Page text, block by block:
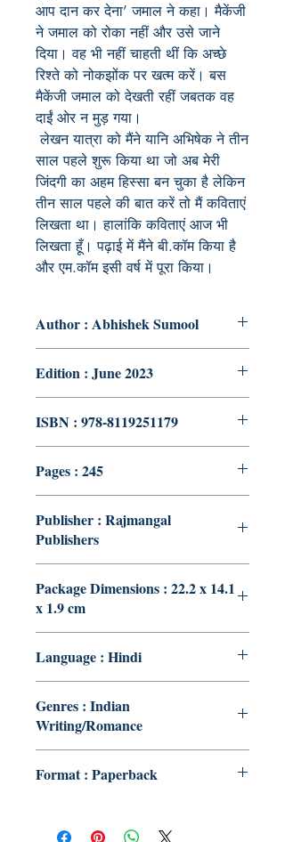
आप दान कर देना’ जमाल ने कहा। मैकेंजी
ने जमाल को रोका नहीं और उसे जाने
दिया। वह भी नहीं चाहती थीं कि अच्छे
रिश्ते को नोकझोंक पर खत्म करें। बस
मैकेंजी जमाल को देखती रहीं जबतक वह
दाईं ओर न मुड़ गया।
लेखन यात्रा को मैंने यानि अभिषेक ने तीन
साल पहले शुरू किया था जो अब मेरी
जिंदगी का अहम हिस्सा बन चुका है लेकिन
तीन साल पहले की बात करें तो मैं कविताएं
लिखता था। हालांकि कविताएं आज भी
लिखता हूँ। पढ़ाई में मैंने बी.कॉम किया है
और एम.कॉम इसी वर्ष में पूरा किया।
Author : Abhishek Sumool
Edition : June 2023
ISBN : 978-8119251179
Pages : 245
Publisher : Rajmangal
Publishers
Package Dimensions : 22.2 x 14.1
x 1.9 cm
Language : Hindi
Genres : Indian
Writing/Romance
Format : Paperback